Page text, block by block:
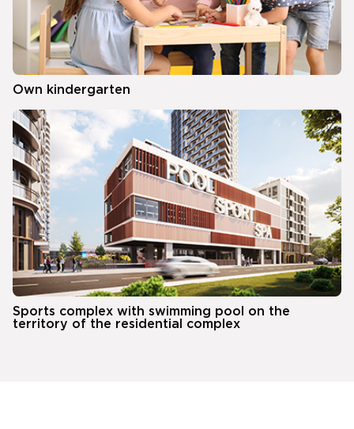
Own kindergarten
Sports complex with swimming pool on the
territory of the residential complex